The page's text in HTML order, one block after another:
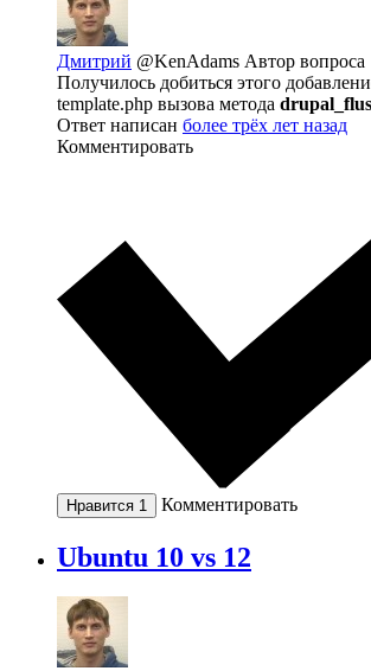
Дмитрий @KenAdams Автор вопроса
Получилось добиться этого
template.php вызова метода
Ответ написан более трёх лет назад
Комментировать
Нравится 1 Комментировать
Ubuntu 10 vs 12